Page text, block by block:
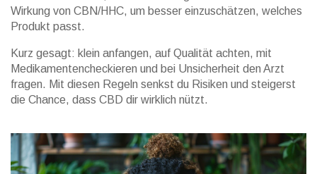
Wirkung von CBN/HHC, um besser einzuschätzen, welches
Produkt passt.
Kurz gesagt: klein anfangen, auf Qualität achten, mit
Medikamentencheckieren und bei Unsicherheit den Arzt
fragen. Mit diesen Regeln senkst du Risiken und steigerst
die Chance, dass CBD dir wirklich nützt.